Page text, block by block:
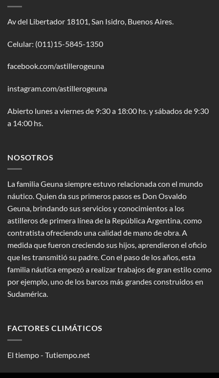
Av del Libertador 18101, San Isidro, Buenos Aires.
Celular: (011)15-5845-1350
facebook.com/astillerogeuna
instagram.com/astillerogeuna
Abierto lunes a viernes de 9:30 a 18:00 hs. y sábados de 9:30
a 14:00 hs.
NOSOTROS
La familia Geuna siempre estuvo relacionada con el mundo
náutico. Quien da sus primeros pasos es Don Osvaldo
Geuna, brindando sus servicios y conocimientos a los
astilleros de primera línea de la República Argentina, como
contratista ofreciendo una calidad de mano de obra. A
medida que fueron creciendo sus hijos, aprendieron el oficio
que les transmitió su padre. Con el paso de los años, esta
familia náutica empezó a realizar trabajos de gran estilo como
por ejemplo, uno de los barcos más grandes construidos en
Sudamérica.
FACTORES CLIMÁTICOS
El tiempo - Tutiempo.net